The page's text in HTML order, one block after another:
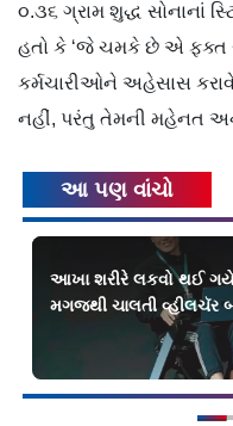
૦.૩૬ ગ્રામ શુદ્ધ સોનાનાં
હતો કે ‘જે ચમકે છે એ ફક્ત
કર્મચારીઓને અહેસાસ
નહીં, પરંતુ તેમની મહેનત
આ પણ વાંચો
આખા શરીરે લકવો થઈ
મગજથી ચાલતી વ્હીલચૅર